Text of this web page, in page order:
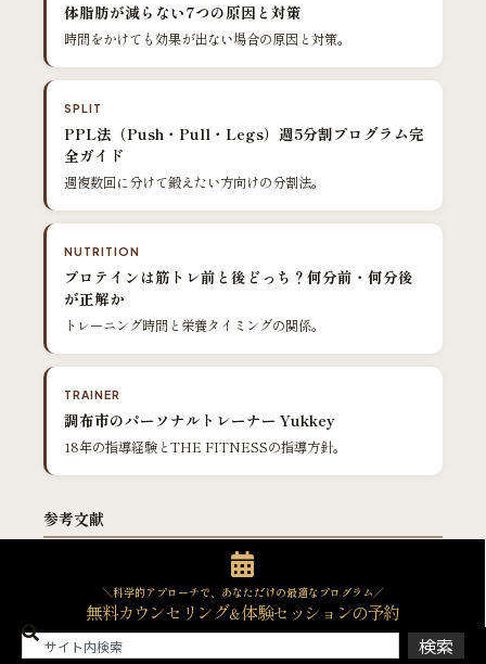
体脂肪が減らない7つの原因と対策
時間をかけても効果が出ない場合の原因と対策。
SPLIT
PPL法（Push・Pull・Legs）週5分割プログラム完
全ガイド
週複数回に分けて鍛えたい方向けの分割法。
NUTRITION
プロテインは筋トレ前と後どっち？何分前・何分後
が正解か
トレーニング時間と栄養タイミングの関係。
TRAINER
調布市のパーソナルトレーナー Yukkey
18年の指導経験とTHE FITNESSの指導方針。
参考文献
Schoenfeld BJ, Ogborn D, Krieger JW. “Dose-response
relationship between weekly resistance training volume
and increases in muscle mass: A systematic review and
meta-analysis.”J Sports Sci. 2017 Jun;35(11):1073-1082. 15件
＼科学的アプローチで、あなただけの最適なプログラム／
無料カウンセリング＆体験セッションの予約
検索